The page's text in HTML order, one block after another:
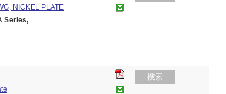
NICKEL PLATE
Series,
搜索